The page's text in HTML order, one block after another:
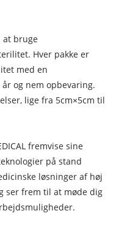
at bruge
Hver pakke er
med en
og nem opbevaring.
lige fra 5cm×5cm til
fremvise sine
på stand
løsninger af høj
ser frem til at møde dig